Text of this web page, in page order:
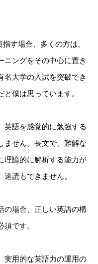
す場合、多くの方は、
ニングをその中心に置き
名大学の入試を突破でき
僕は思っています。
英語を感覚的に勉強する
ません。長文で、難解な
理論的に解析する能力が
読もできません。
の場合、正しい英語の構
です。
実用的な英語力の運用の